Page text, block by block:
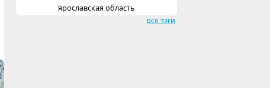
ярославская область
все тэги